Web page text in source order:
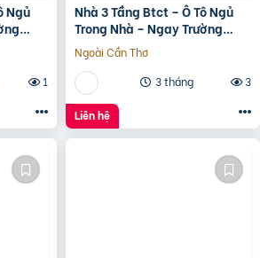
Ngủ
1
Nhà 3 Tầng Btct – Ô Tô Ngủ
Trong Nhà – Ngay Trường
Chinh
Ngoài Cần Thơ
3 tháng
3
Liên hệ